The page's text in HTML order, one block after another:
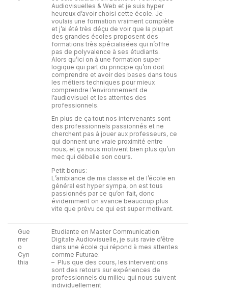
Audiovisuelles & Web et je suis hyper
heureux d’avoir choisi cette école. Je
voulais une formation vraiment complète
et j’ai été très déçu de voir que la plupart
des grandes écoles proposent des
formations très spécialisées qui n’offre
pas de polyvalence à ses étudiants.
Alors qu’ici on à une formation super
logique qui part du principe qu’on doit
comprendre et avoir des bases dans tous
les métiers techniques pour mieux
comprendre l’environnement de
l’audiovisuel et les attentes des
professionnels.
En plus de ça tout nos intervenants sont
des professionnels passionnés et ne
cherchent pas à jouer aux professeurs, ce
qui donnent une vraie proximité entre
nous, et ça nous motivent bien plus qu’un
mec qui déballe son cours.
Petit bonus:
L’ambiance de ma classe et de l’école en
général est hyper sympa, on est tous
passionnés par ce qu’on fait, donc
évidemment on avance beaucoup plus
vite que prévu ce qui est super motivant.
Gue
rrer
o
Cyn
thia
Etudiante en Master Communication
Digitale Audiovisuelle, je suis ravie d’être
dans une école qui répond à mes attentes
comme Futurae:
– Plus que des cours, les interventions
sont des retours sur expériences de
professionnels du milieu qui nous suivent
individuellement